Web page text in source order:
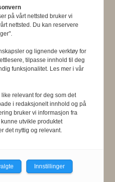
kontakt med
Faglige Utvalg
som
mot mediene i
For
se:
Fysioterapeuten
på vårt nettsted bruker vi
nettsted. Du kan reservere
og lignende verktøy for
tilpasse innhold til deg
funksjonalitet. Les mer i vår
relevant for deg som det
i redaksjonelt innhold og på
bruker vi informasjon fra
utvikle produktet
det nyttig og relevant.
Innstillinger